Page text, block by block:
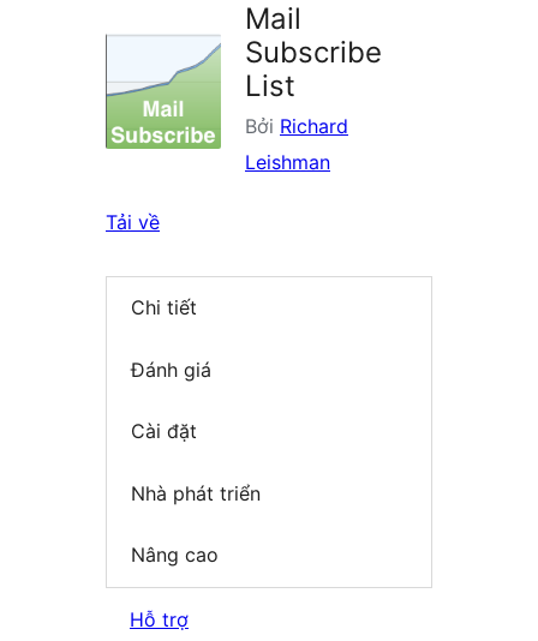
Mail
Subscribe
List
Bởi Richard
Leishman
Tải về
Chi tiết
Đánh giá
Cài đặt
Nhà phát triển
Nâng cao
Hỗ trợ